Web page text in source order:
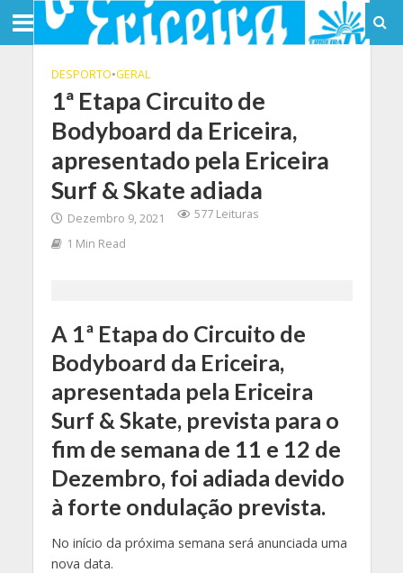
DESPORTO•GERAL
1ª Etapa Circuito de
Bodyboard da Ericeira,
apresentado pela Ericeira
Surf & Skate adiada
Dezembro 9, 2021
577 Leituras
1 Min Read
A 1ª Etapa do Circuito de
Bodyboard da Ericeira,
apresentada pela Ericeira
Surf & Skate, prevista para o
fim de semana de 11 e 12 de
Dezembro, foi adiada devido
à forte ondulação prevista.
No início da próxima semana será anunciada uma
nova data.